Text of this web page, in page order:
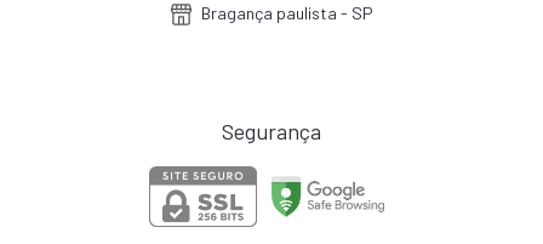
Bragança paulista - SP
Segurança